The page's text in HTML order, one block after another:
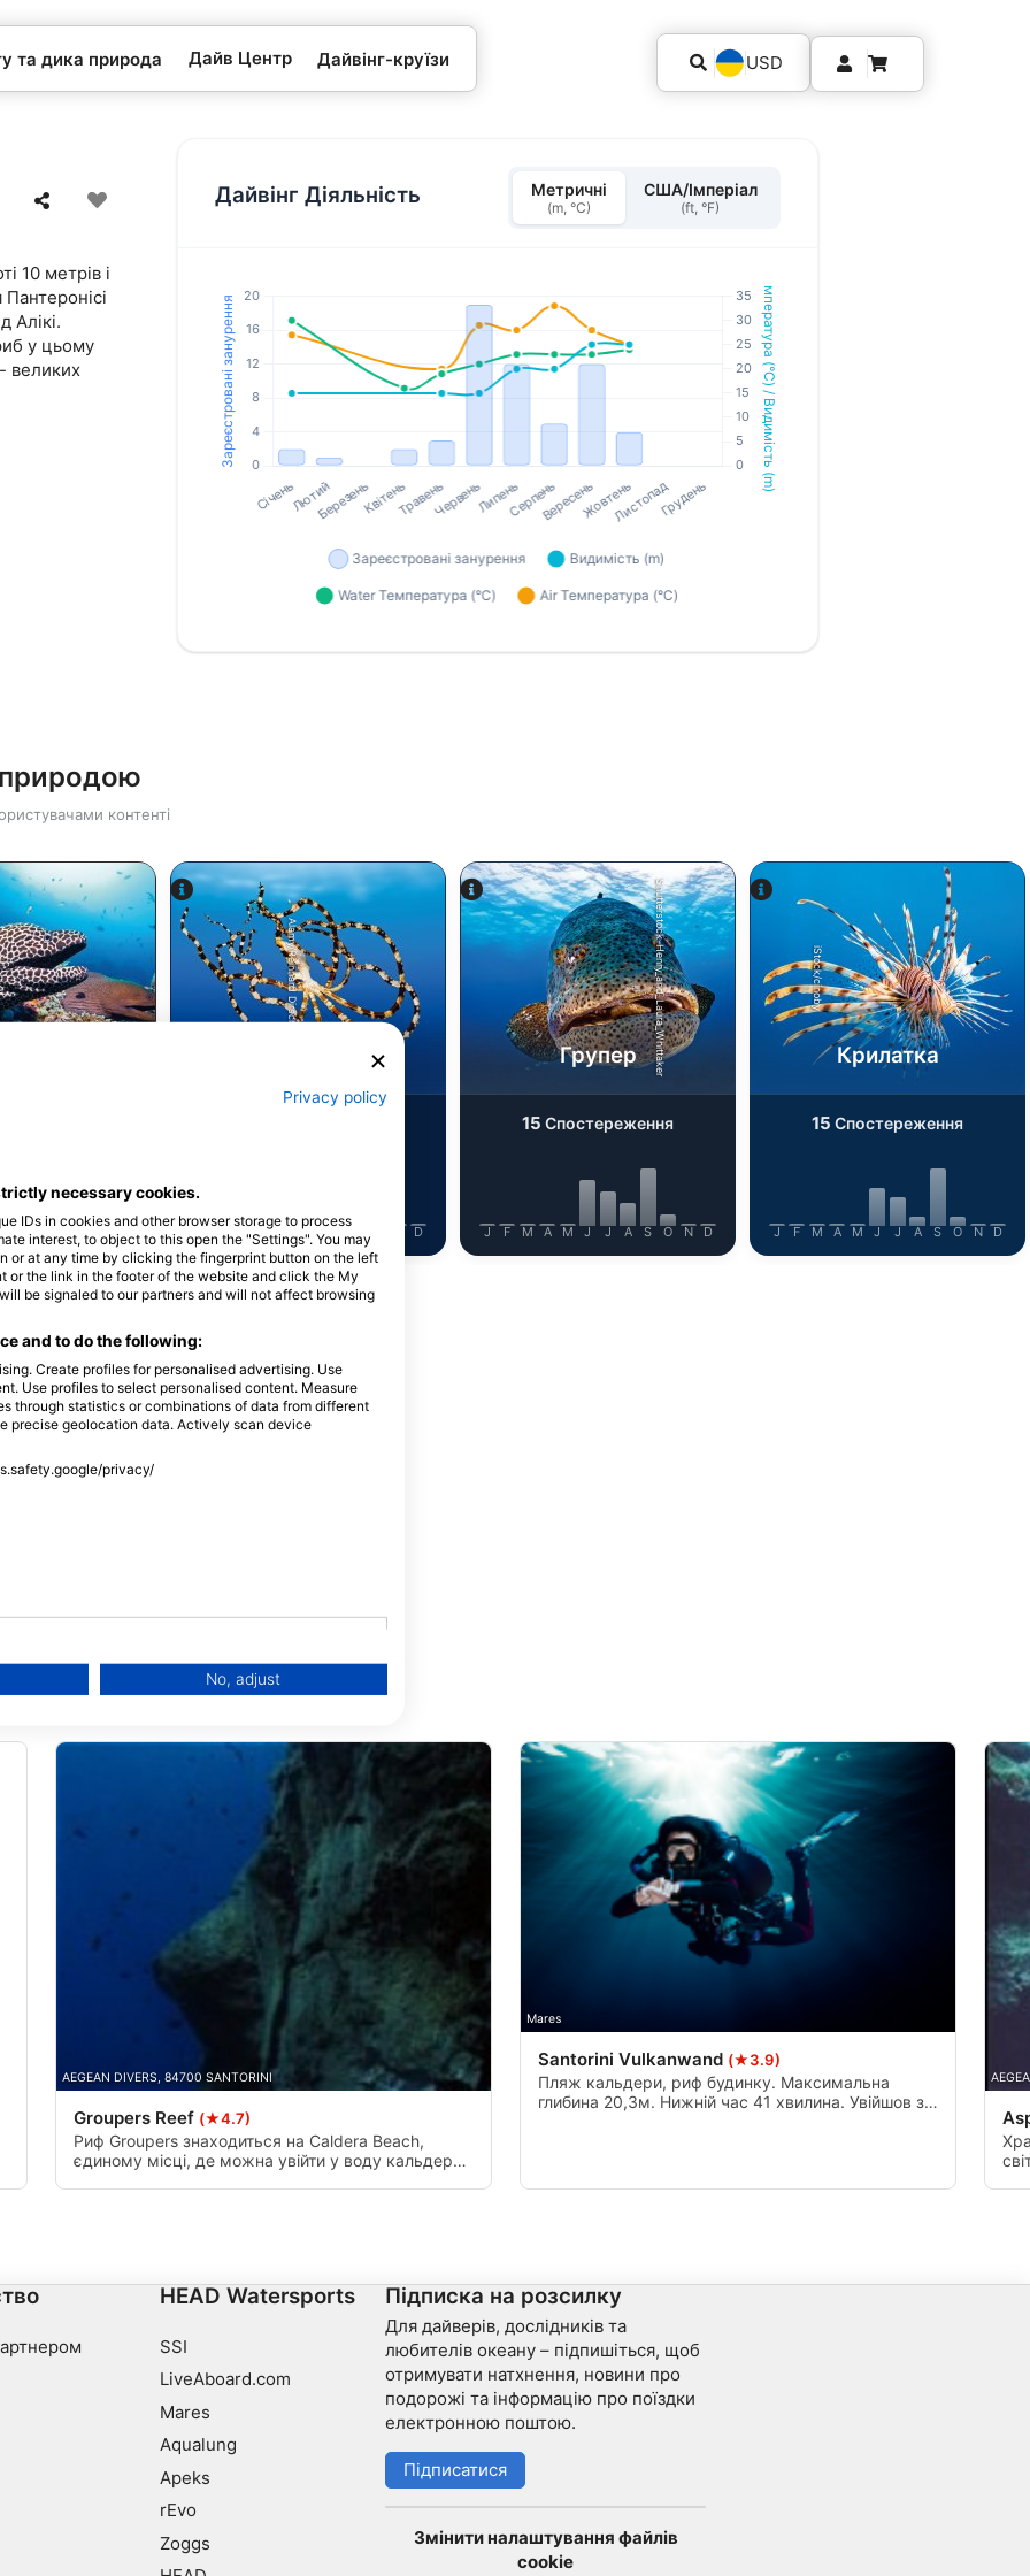
та дика природа Дайв Центр Дайвінг-круїзи USD
10 метрів і
Алікі.
у цьому
великих
Дайвінг Діяльність Метричні
(m, °C)
США/Імперіал
(ft, °F)
природою
контенті
J O N D
Alamy/Reinhard Dirscherl
A M J D
Shutterstock-Henry_and_Laura_Whittaker
Групер
15 Спостереження
J F M A M J J A S O N D
iStock/cinoby
Крилатка
15 Спостереження
J F M A M J J A S O N D
сайт
AEGEAN DIVERS, 84700 SANTORINI
Groupers Reef (★4.7)
Риф Groupers знаходиться на Caldera Beach,
єдиному місці, де можна увійти у воду кальдери
Mares
Santorini Vulkanwand (★3.9)
Пляж кальдери, риф будинку. Максимальна
глибина 20,3м. Нижній час 41 хвилина. Увійшов з
HEAD Watersports
SSI
LiveAboard.com
Mares
Aqualung
Apeks
rEvo
Zoggs
Підписка на розсилку
Для дайверів, дослідників та
любителів океану – підпишіться, щоб
отримувати натхнення, новини про
подорожі та інформацію про поїздки
електронною поштою.
Підписатися
Змінити налаштування файлів
cookie
Privacy policy
necessary cookies.
IDs in cookies and other browser storage to process
interest, to object to this open the "Settings". You may
or at any time by clicking the fingerprint button on the left
or the link in the footer of the website and click the My
be signaled to our partners and will not affect browsing
and to do the following:
Create profiles for personalised advertising. Use
Use profiles to select personalised content. Measure
through statistics or combinations of data from different
precise geolocation data. Actively scan device
privacy/
No, adjust